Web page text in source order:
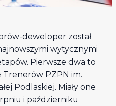
deweloper został
wytycznymi
Pierwsze dwa to
Trenerów PZPN im.
Podlaskiej. Miały one
i październiku